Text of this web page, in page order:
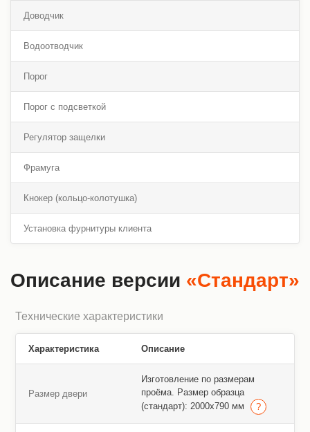
Доводчик
Водоотводчик
Порог
Порог с подсветкой
Регулятор защелки
Фрамуга
Кнокер (кольцо-колотушка)
Установка фурнитуры клиента
Описание версии «Стандарт»
Технические характеристики
Характеристика Описание
Размер двери
Изготовление по размерам
проёма. Размер образца
(стандарт): 2000х790 мм